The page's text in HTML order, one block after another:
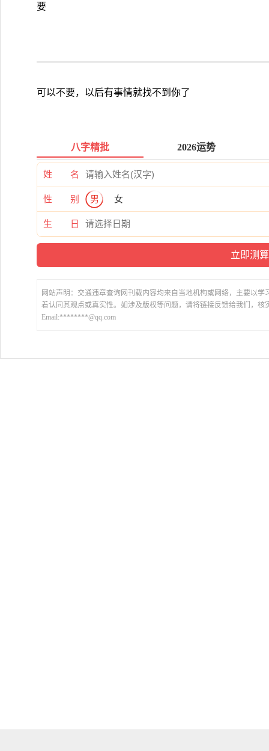
要
可以不要，以后有事情就找不到你了
八字精批 2026运势
姓 名
性 别 男 女
生 日
网站声明：交通违章查询网刊载内容均来自当地机构或网络，主要以
着认同其观点或真实性。如涉及版权等问题，请将链接反馈给我们，核
Email:********@qq.com